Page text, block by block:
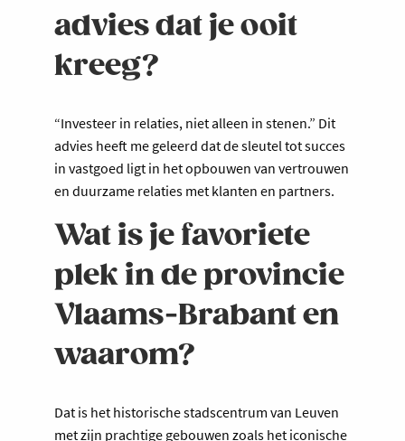
advies dat je ooit
kreeg?
“Investeer in relaties, niet alleen in stenen.” Dit
advies heeft me geleerd dat de sleutel tot succes
in vastgoed ligt in het opbouwen van vertrouwen
en duurzame relaties met klanten en partners.
Wat is je favoriete
plek in de provincie
Vlaams-Brabant en
waarom?
Dat is het historische stadscentrum van Leuven
met zijn prachtige gebouwen zoals het iconische